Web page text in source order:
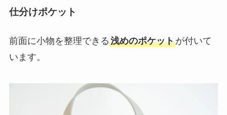
仕分けポケット
前面に小物を整理できる浅めのポケットが付いて
います。